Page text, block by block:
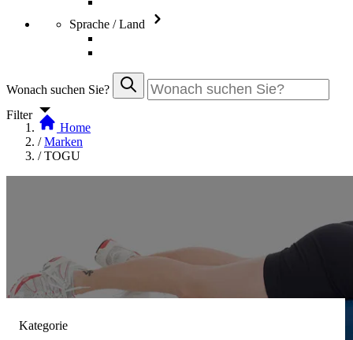
Sprache / Land
Wonach suchen Sie?
Filter
Kategorie
Home
/ Marken
/ TOGU